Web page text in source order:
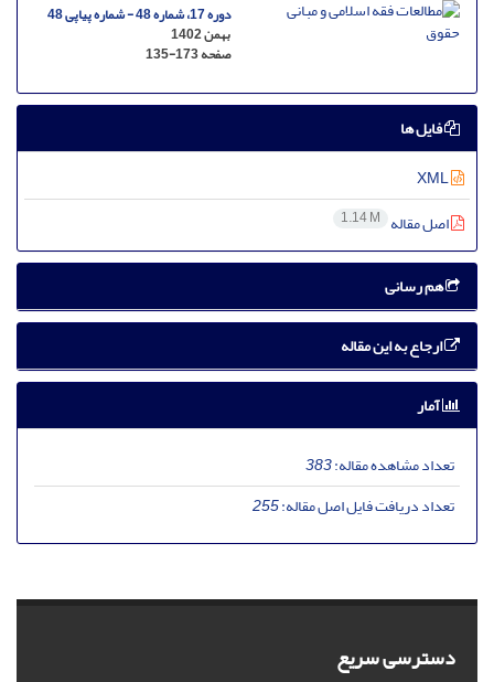
دوره 17، شماره 48 - شماره پیاپی 48
بهمن 1402
صفحه135-173
فایل ها
اصل مقاله 1.14 M
هم رسانی
ارجاع به این مقاله
آمار
تعداد مشاهده مقاله:383
تعداد دریافت فایل اصل مقاله:255
دسترسی سریع